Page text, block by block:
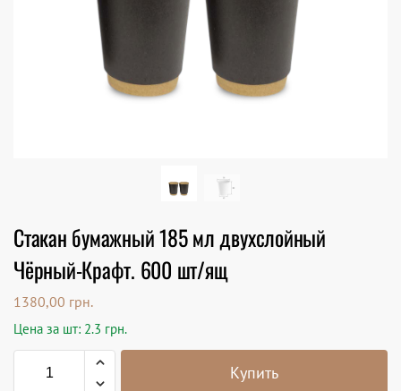
Стакан бумажный 185 мл двухслойный
Чёрный-Крафт. 600 шт/ящ
1380,00 грн.
Цена за шт: 2.3 грн.
Купить